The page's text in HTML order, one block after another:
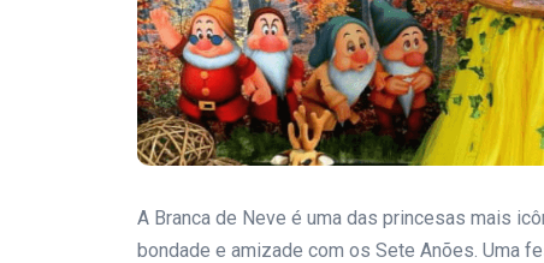
A Branca de Neve é uma das princesas mais
bondade e amizade com os Sete Anões. Uma